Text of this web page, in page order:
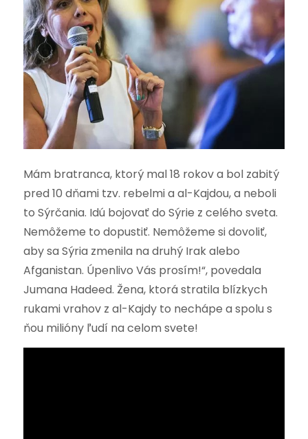
Mám bratranca, ktorý mal 18 rokov a bol zabitý
pred 10 dňami tzv. rebelmi a al-Kajdou, a neboli
to Sýrčania. Idú bojovať do Sýrie z celého sveta.
Nemôžeme to dopustiť. Nemôžeme si dovoliť,
aby sa Sýria zmenila na druhý Irak alebo
Afganistan. Úpenlivo Vás prosím!“, povedala
Jumana Hadeed. Žena, ktorá stratila blízkych
rukami vrahov z al-Kajdy to nechápe a spolu s
ňou milióny ľudí na celom svete!